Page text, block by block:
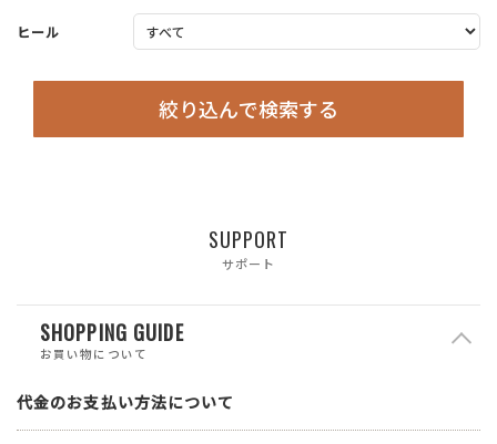
ヒール
絞り込んで検索する
SUPPORT
サポート
SHOPPING GUIDE
お買い物について
代金のお支払い方法について